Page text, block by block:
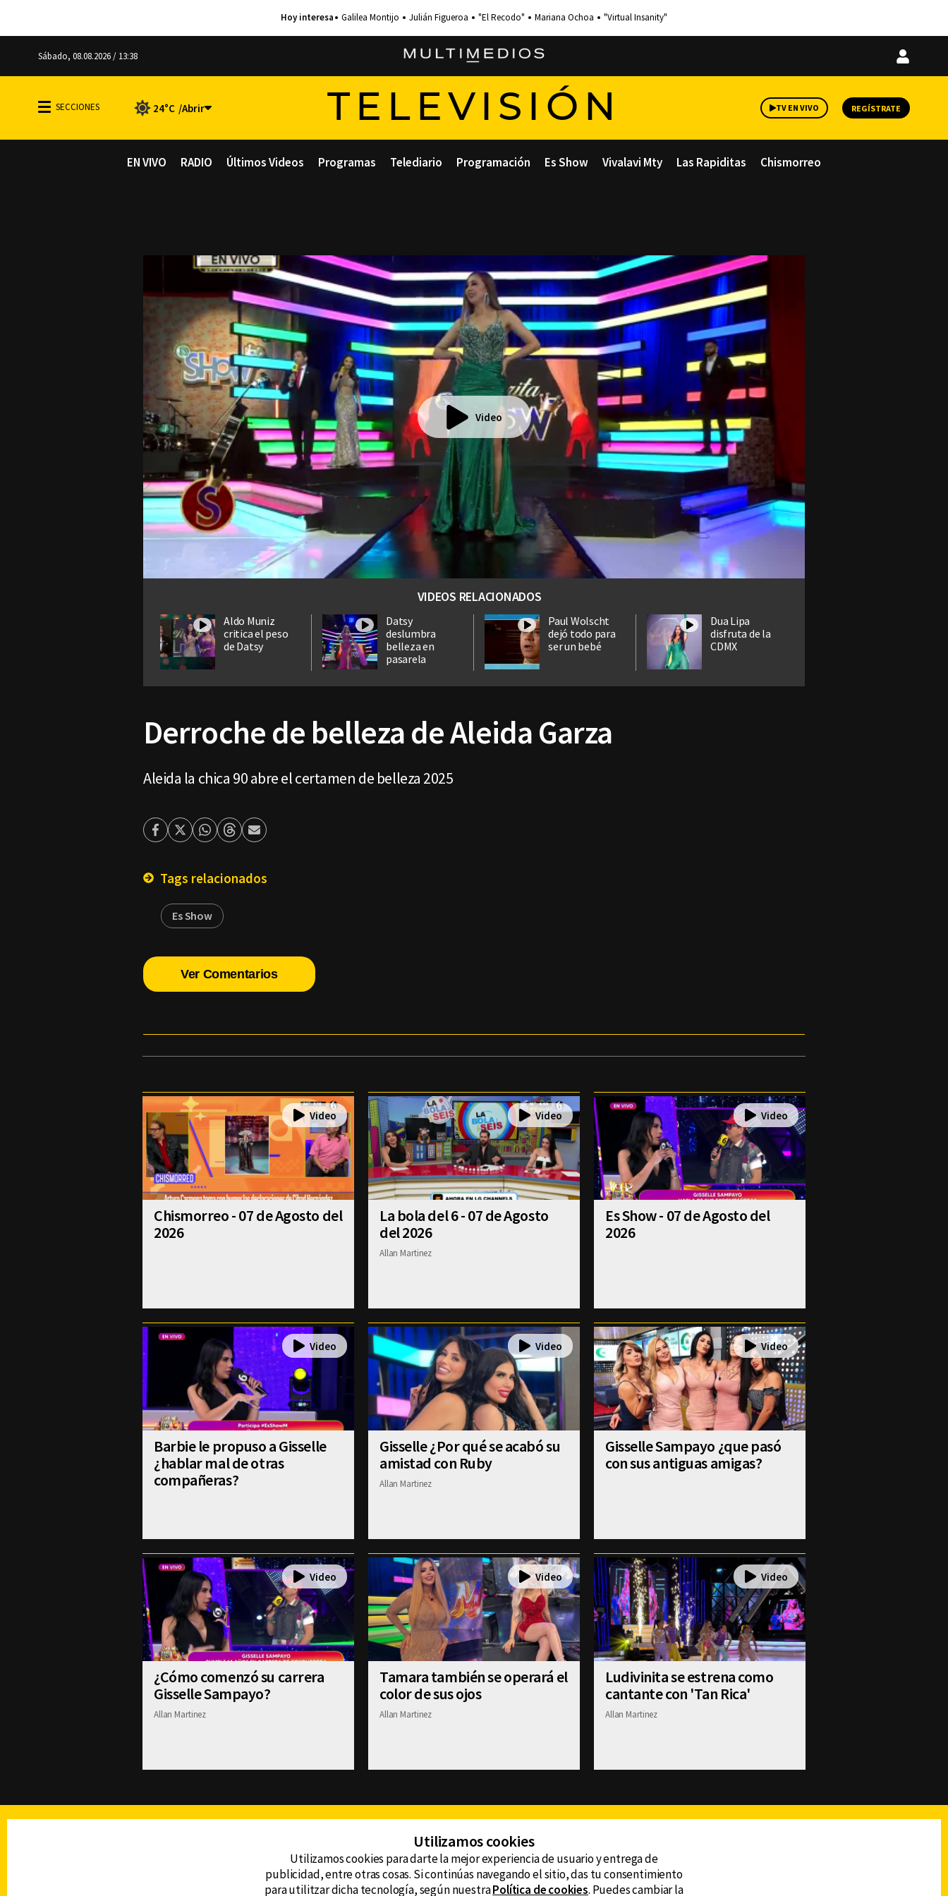
Galilea Montijo Julián Figueroa "El Recodo" Mariana Ochoa "Virtual Insanity"
Sábado, 08.08.2026 / 13:38
Iniciar
24°C TELEVISIÓN TV EN VIVO REGÍSTRATE
EN VIVO RADIO Últimos Videos Programas Telediario Programación Es Show Vivalavi Mty Las Rapiditas Chismorreo
Video
VIDEOS RELACIONADOS
Aldo Muniz
critica el peso
de Datsy
Datsy
deslumbra
belleza en
pasarela
Paul Wolscht
dejó todo para
ser un bebé
Dua Lipa
disfruta de la
CDMX
Derroche de belleza de Aleida Garza
Aleida la chica 90 abre el certamen de belleza 2025
Facebook
TwitterWhatsapp
ThreadsEnviar
Tags relacionados
Es Show
Ver Comentarios
Chismorreo - 07 de Agosto del
2026
La bola del 6 - 07 de Agosto
del 2026
Allan Martinez
Es Show - 07 de Agosto del
2026
Barbie le propuso a Gisselle
¿hablar mal de otras
compañeras?
Gisselle ¿Por qué se acabó su
amistad con Ruby
Allan Martinez
Gisselle Sampayo ¿que pasó
con sus antiguas amigas?
¿Cómo comenzó su carrera
Gisselle Sampayo?
Allan Martinez
Tamara también se operará el
color de sus ojos
Allan Martinez
Ludivinita se estrena como
cantante con 'Tan Rica'
Allan Martinez
DERECHOS RESERVADOS © CANAL 6 2026
CONTACTO
AVISO DE PRIVACIDAD
Utilizamos cookies
Utilizamos cookies para darte la mejor experiencia de usuario y entrega de
publicidad, entre otras cosas. Si continúas navegando el sitio, das tu consentimiento
para utilitzar dicha tecnología, según nuestraPolítica de cookies. Puedes cambiar la